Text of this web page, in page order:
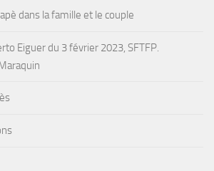
dans la famille et le couple
Eiguer du 3 février 2023, SFTFP.